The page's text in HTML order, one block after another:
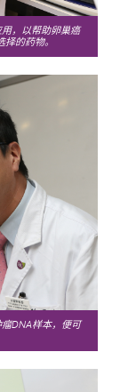
，以帮助卵巢癌
的药物。
DNA样本，便可